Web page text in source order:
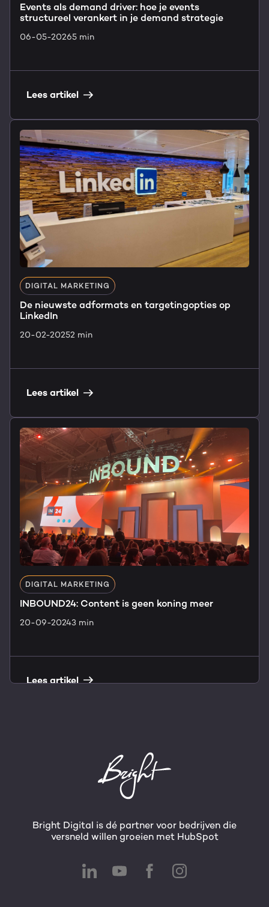
Events als demand driver: hoe je events
structureel verankert in je demand strategie
06-05-20265 min
Lees artikel
DIGITAL MARKETING
De nieuwste adformats en targetingopties op
LinkedIn
20-02-20252 min
Lees artikel
DIGITAL MARKETING
INBOUND24: Content is geen koning meer
20-09-20243 min
Lees artikel
Bright Digital is dé partner voor bedrijven die
versneld willen groeien met HubSpot